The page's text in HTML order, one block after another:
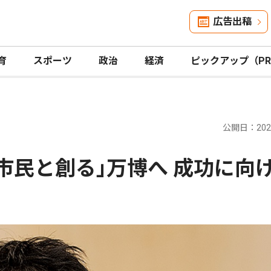
広告出稿
スポーツ 政治 経済 ピックアップ（
公開日：
民と創る｣万博へ 成功に向